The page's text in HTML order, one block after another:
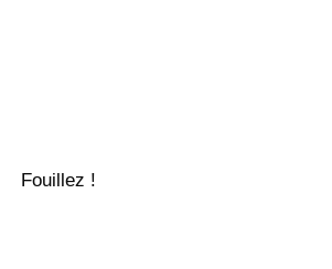
Fouillez !